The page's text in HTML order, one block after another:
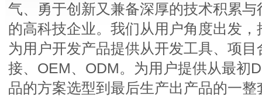
气、勇于创新又兼备深厚的技术积累
的高科技企业。我们从用户角度出发
为用户开发产品提供从开发工具、项
接、OEM、ODM。为用户提供从最初
品的方案选型到最后生产出产品的一整